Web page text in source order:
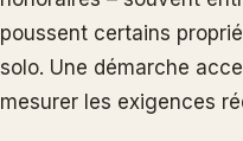
poussent certains
solo. Une démarche
mesurer les exigences